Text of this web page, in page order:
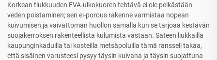
Korkean tiukkuuden EVA-ulkokuoren tehtävä ei ole pelkästään
veden poistaminen; sen ei-porous rakenne varmistaa nopean
kuivumisen ja vaivattoman huollon samalla kun se tarjoaa kestävän
suojakerroksen rakenteellista kulumista vastaan. Sateen liukkailla
kaupunginkaduilla tai kosteilla metsäpoluilla tämä ransseli takaa,
että sisäinen varusteesi pysyy täysin kuivana ja täysin suojattuna